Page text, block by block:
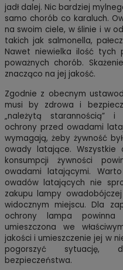
jadł dalej. Nic bardziej
samo chorób co karaluch.
na swoim ciele, w ślinie i w
takich jak salmonella,
Nawet niewielka ilość tych
poważnych chorób.
znacząco na jej jakość.
Zgodnie z obecnym
musi by zdrowa i
„należytą starannością”
ochrony przed owadami
wymagają, żeby żywność
owady latające. Wszystkie
konsumpcji żywności
owadami latającymi.
owadów latających nie
zakupu lampy
widocznym miejscu. Dla
ochrony lampa
umieszczona we
jakości i umieszczenie jej w
pogorszyć sytuację,
bezpieczeństwa.